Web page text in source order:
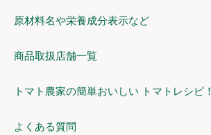
原材料名や栄養成分表示など
商品取扱店舗一覧
トマト農家の簡単おいしい トマトレシピ！
よくある質問